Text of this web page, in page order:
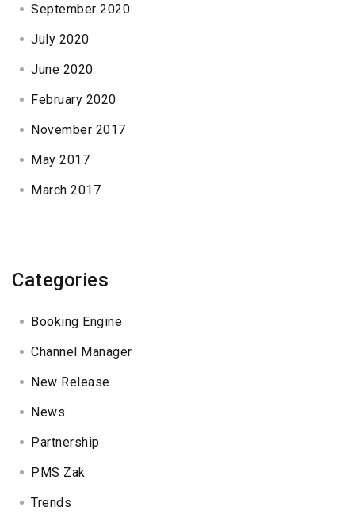
September 2020
July 2020
June 2020
February 2020
November 2017
May 2017
March 2017
Categories
Booking Engine
Channel Manager
New Release
News
Partnership
PMS Zak
Trends